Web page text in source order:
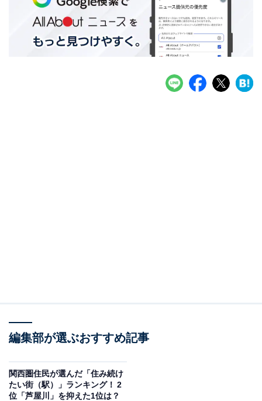
編集部が選ぶおすすめ記事
関西圏住民が選んだ「住み続け
たい街（駅）」ランキング！ 2
位「芦屋川」を抑えた1位は？